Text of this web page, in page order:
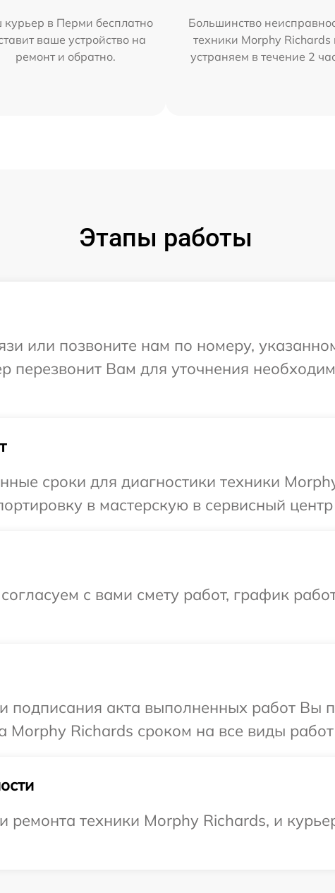
в Перми бесплатно
ваше устройство на
ремонт и обратно.
Большинство
техники Morphy
устраняем в течение 2
Этапы работы
или позвоните нам по номеру,
перезвонит Вам для уточнения
сроки для диагностики техники
в мастерскую в сервисный
с вами смету работ, график
подписания акта выполненных работ Вы
Morphy Richards сроком на все виды
техники Morphy Richards, и